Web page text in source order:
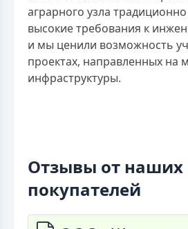
аграрного узла
высокие требования к
и мы ценили возможность
проектах, направленных на
инфраструктуры.
Отзывы от наших
покупателей